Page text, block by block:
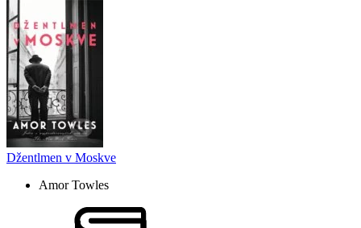
Džentlmen v Moskve
Amor Towles